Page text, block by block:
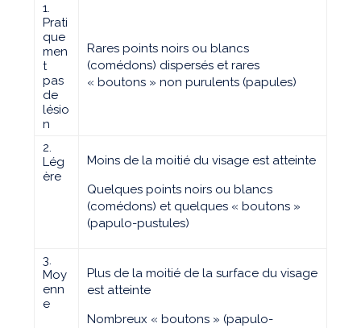
1.
Prati
que
men
t
pas
de
lésio
n
Rares points noirs ou blancs
(comédons) dispersés et rares
« boutons » non purulents (papules)
2.
Lég
ère
Moins de la moitié du visage est atteinte
Quelques points noirs ou blancs
(comédons) et quelques « boutons »
(papulo-pustules)
3.
Moy
enn
e
Plus de la moitié de la surface du visage
est atteinte
Nombreux « boutons » (papulo-